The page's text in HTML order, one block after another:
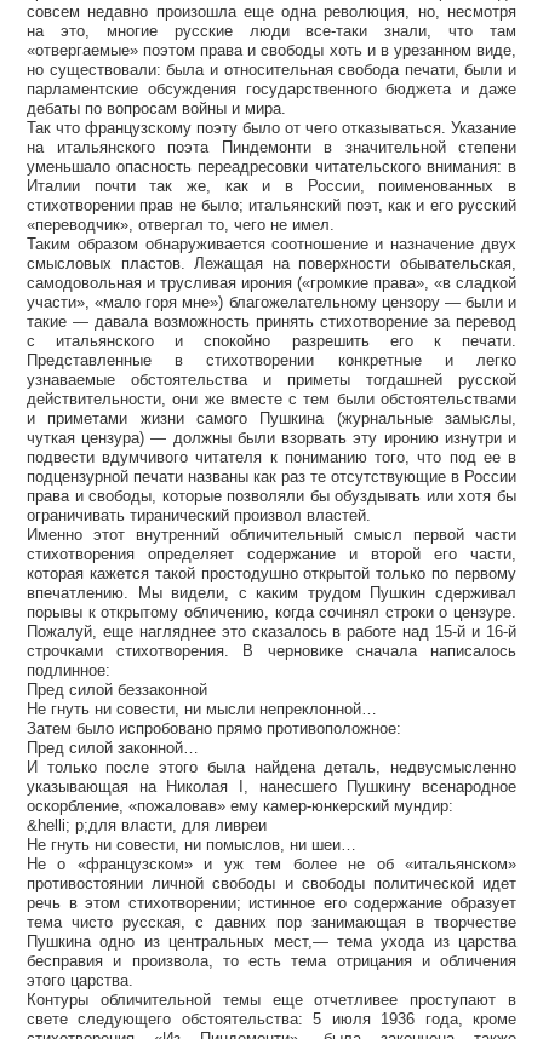
совсем недавно произошла еще одна революция, но, несмотря
на это, многие русские люди все-таки знали, что там
«отвергаемые» поэтом права и свободы хоть и в урезанном виде,
но существовали: была и относительная свобода печати, были и
парламентские обсуждения государственного бюджета и даже
дебаты по вопросам войны и мира.
Так что французскому поэту было от чего отказываться. Указание
на итальянского поэта Пиндемонти в значительной степени
уменьшало опасность переадресовки читательского внимания: в
Италии почти так же, как и в России, поименованных в
стихотворении прав не было; итальянский поэт, как и его русский
«переводчик», отвергал то, чего не имел.
Таким образом обнаруживается соотношение и назначение двух
смысловых пластов. Лежащая на поверхности обывательская,
самодовольная и трусливая ирония («громкие права», «в сладкой
участи», «мало горя мне») благожелательному цензору — были и
такие — давала возможность принять стихотворение за перевод
с итальянского и спокойно разрешить его к печати.
Представленные в стихотворении конкретные и легко
узнаваемые обстоятельства и приметы тогдашней русской
действительности, они же вместе с тем были обстоятельствами
и приметами жизни самого Пушкина (журнальные замыслы,
чуткая цензура) — должны были взорвать эту иронию изнутри и
подвести вдумчивого читателя к пониманию того, что под ее в
подцензурной печати названы как раз те отсутствующие в России
права и свободы, которые позволяли бы обуздывать или хотя бы
ограничивать тиранический произвол властей.
Именно этот внутренний обличительный смысл первой части
стихотворения определяет содержание и второй его части,
которая кажется такой простодушно открытой только по первому
впечатлению. Мы видели, с каким трудом Пушкин сдерживал
порывы к открытому обличению, когда сочинял строки о цензуре.
Пожалуй, еще нагляднее это сказалось в работе над 15-й и 16-й
строчками стихотворения. В черновике сначала написалось
подлинное:
Пред силой беззаконной
Не гнуть ни совести, ни мысли непреклонной…
Затем было испробовано прямо противоположное:
Пред силой законной…
И только после этого была найдена деталь, недвусмысленно
указывающая на Николая I, нанесшего Пушкину всенародное
оскорбление, «пожаловав» ему камер-юнкерский мундир:
&helli; p;для власти, для ливреи
Не гнуть ни совести, ни помыслов, ни шеи…
Не о «французском» и уж тем более не об «итальянском»
противостоянии личной свободы и свободы политической идет
речь в этом стихотворении; истинное его содержание образует
тема чисто русская, с давних пор занимающая в творчестве
Пушкина одно из центральных мест,— тема ухода из царства
бесправия и произвола, то есть тема отрицания и обличения
этого царства.
Контуры обличительной темы еще отчетливее проступают в
свете следующего обстоятельства: 5 июля 1936 года, кроме